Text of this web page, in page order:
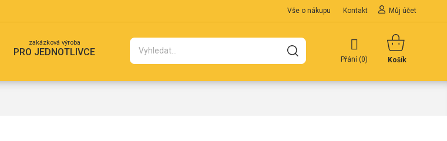
Vše o nákupu Kontakt Můj účet
PRO JEDNOTLIVCE
zakázková výroba
Přání (0) Košík